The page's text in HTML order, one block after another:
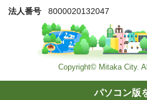
法人番号
8000020132047
Copyright© Mitaka City.
パソコン版